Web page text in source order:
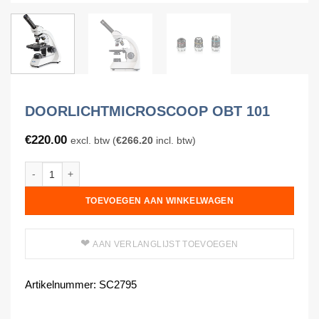
DOORLICHTMICROSCOOP OBT 101
€220.00 excl. btw (€266.20 incl. btw)
TOEVOEGEN AAN WINKELWAGEN
AAN VERLANGLIJST TOEVOEGEN
Artikelnummer: SC2795